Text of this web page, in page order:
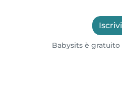
Babysits è